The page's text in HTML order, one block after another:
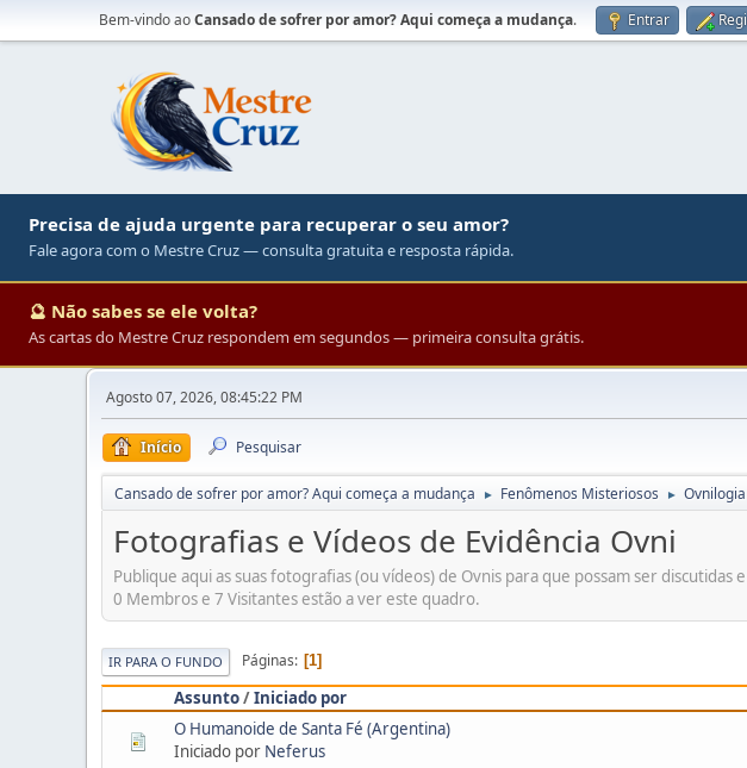
Bem-vindo aoCansado de sofrer por amor? Aqui começa a mudança. Entrar
Precisa de ajuda urgente para recuperar o seu amor?
Fale agora com o Mestre Cruz — consulta gratuita e resposta rápida.
🔮 Não sabes se ele volta?
As cartas do Mestre Cruz respondem em segundos — primeira consulta grátis.
Agosto 07, 2026, 08:45:22 PM
Início Pesquisar
Cansado de sofrer por amor? Aqui começa a mudança ► Fenômenos Misteriosos ► Ovnilogia
Fotografias e Vídeos de Evidência Ovni
Publique aqui as suas fotografias (ou vídeos) de Ovnis para que possam ser discutidas
0 Membros e 7 Visitantes estão a ver este quadro.
IR PARA O FUNDO Páginas 1
Assunto/Iniciado por
O Humanoide de Santa Fé (Argentina)
Iniciado por Neferus